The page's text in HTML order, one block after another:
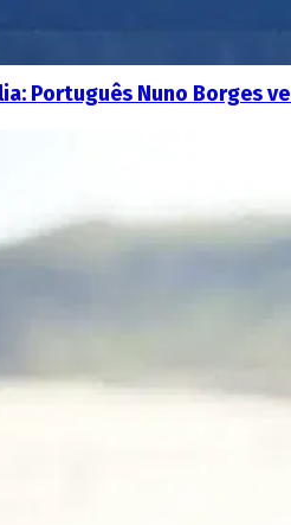
Português Nuno Borges